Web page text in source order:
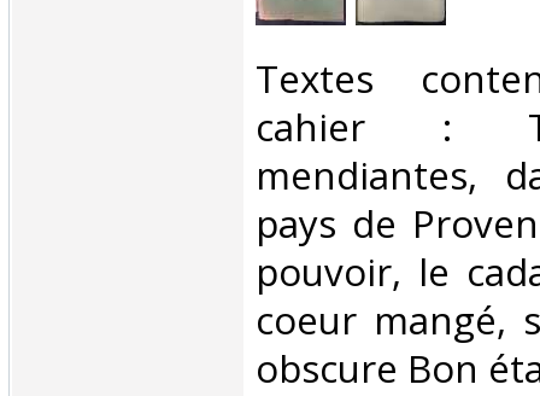
‎Textes
cahier :
mendiantes,
pays de
pouvoir, le
coeur mangé,
obscure Bon